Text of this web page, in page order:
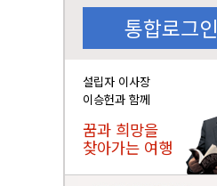
통합로그인
설립자 이사장
이승헌과 함께
꿈과 희망을
찾아가는 여행